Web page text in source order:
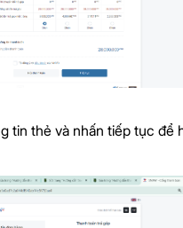
tin thẻ và nhấn tiếp tục để